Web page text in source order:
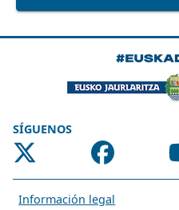
SÍGUENOS
Información legal